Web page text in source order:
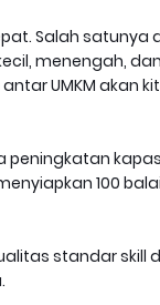
Salah
menengah,
UMKM akan
peningkatan
100
standar skill